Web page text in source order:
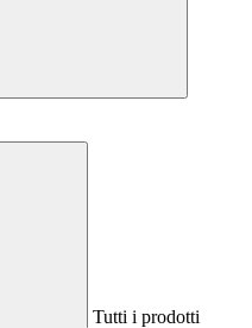
Tutti i prodotti